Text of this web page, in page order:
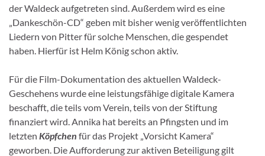
der Waldeck aufgetreten sind. Außerdem wird es eine
„Dankeschön-CD“ geben mit bisher wenig veröffentlichten
Liedern von Pitter für solche Menschen, die gespendet
haben. Hierfür ist Helm König schon aktiv.
Für die Film-Dokumentation des aktuellen Waldeck-
Geschehens wurde eine leistungsfähige digitale Kamera
beschafft, die teils vom Verein, teils von der Stiftung
finanziert wird. Annika hat bereits an Pfingsten und im
letzten Köpfchen für das Projekt „Vorsicht Kamera“
geworben. Die Aufforderung zur aktiven Beteiligung gilt